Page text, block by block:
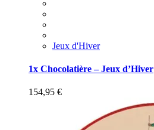
Jeux d'Hiver
1x Chocolatière – Jeux d’Hiver
154,95 €